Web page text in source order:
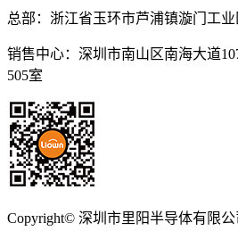
总部：浙江省玉环市芦浦镇漩门工
销售中心：深圳市南山区南海大道
505室
Copyright© 深圳市里阳半导体有限公